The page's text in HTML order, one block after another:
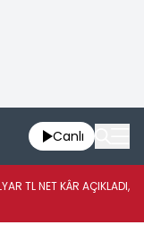
Canlı
TL NET KÂR AÇIKLADI,